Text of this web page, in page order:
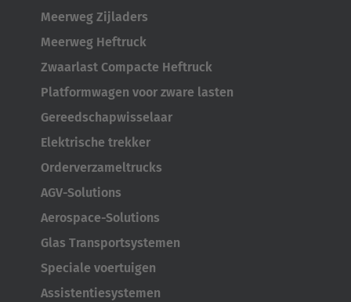
Italia
Italiano
Nederland
Nederlands
Polska
Meerweg Zijladers
Meerweg Heftruck
Zwaarlast Compacte Heftruck
Platformwagen voor zware lasten
Gereedschapwisselaar
Elektrische trekker
Orderverzameltrucks
AGV-Solutions
Aerospace-Solutions
Glas Transportsystemen
Speciale voertuigen
Assistentiesystemen